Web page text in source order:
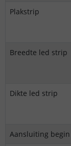
Plakstrip
Breedte led strip
Dikte led strip
Aansluiting begin